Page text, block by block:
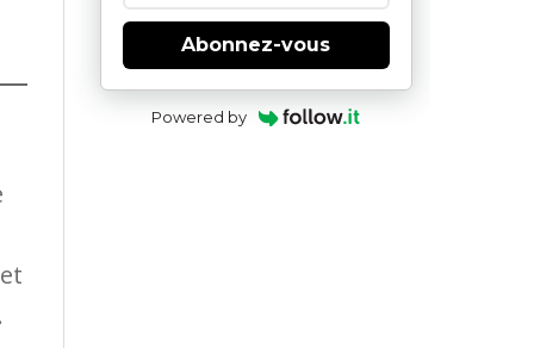
Abonnez-vous
Powered by